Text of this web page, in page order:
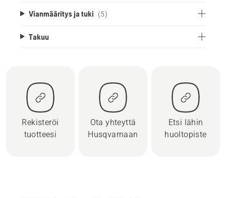
Vianmääritys ja tuki (5)
Takuu
Rekisteröi
tuotteesi
Ota yhteyttä
Husqvarnaan
Etsi lähin
huoltopiste